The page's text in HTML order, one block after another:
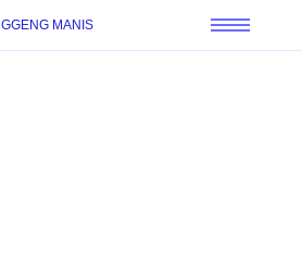
MANIS